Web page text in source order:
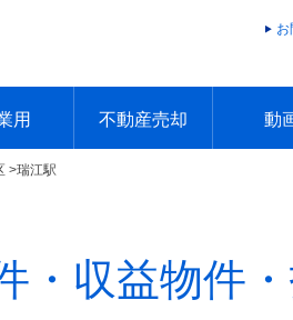
お
用
で探す
探す
着物件
着物件
不動産売却 動
>瑞江駅
・収益物件